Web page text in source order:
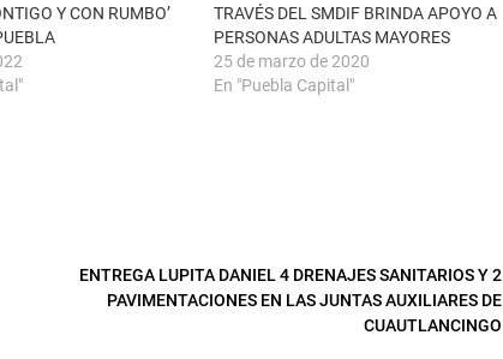
Y CON RUMBO’
TRAVÉS DEL SMDIF BRINDA APOYO A
PERSONAS ADULTAS MAYORES
25 de marzo de 2020
En "Puebla Capital"
ENTREGA LUPITA DANIEL 4 DRENAJES SANITARIOS Y 2
PAVIMENTACIONES EN LAS JUNTAS AUXILIARES DE
CUAUTLANCINGO